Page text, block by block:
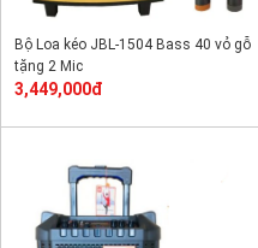
Bộ Loa kéo JBL-1504 Bass 40 vỏ gỗ
tặng 2 Mic
3,449,000đ